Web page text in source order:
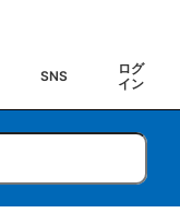
SNS
ログ
イン